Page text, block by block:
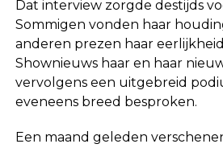
Dat interview zorgde destijds
Sommigen vonden haar
anderen prezen haar
Shownieuws haar en haar
vervolgens een uitgebreid
eveneens breed besproken.
Een maand geleden